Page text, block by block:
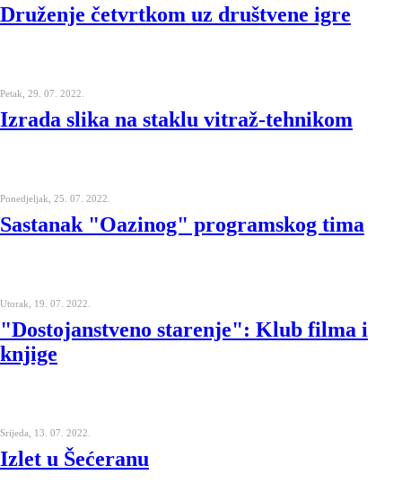
Druženje četvrtkom uz društvene igre
Petak, 29. 07. 2022.
Izrada slika na staklu vitraž-tehnikom
Ponedjeljak, 25. 07. 2022.
Sastanak "Oazinog" programskog tima
Utorak, 19. 07. 2022.
"Dostojanstveno starenje": Klub filma i
knjige
Srijeda, 13. 07. 2022.
Izlet u Šećeranu